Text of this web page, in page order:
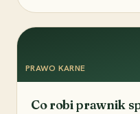
PRAWO KARNE
Co robi prawnik